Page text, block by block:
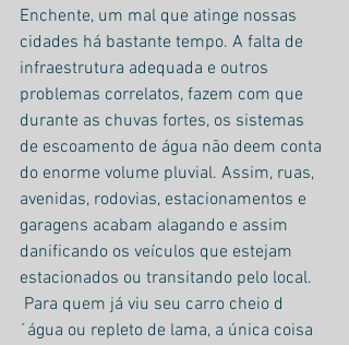
Enchente, um mal que atinge nossas
cidades há bastante tempo. A falta de
infraestrutura adequada e outros
problemas correlatos, fazem com que
durante as chuvas fortes, os sistemas
de escoamento de água não deem conta
do enorme volume pluvial. Assim, ruas,
avenidas, rodovias, estacionamentos e
garagens acabam alagando e assim
danificando os veículos que estejam
estacionados ou transitando pelo local.
´água ou repleto de lama, a única coisa